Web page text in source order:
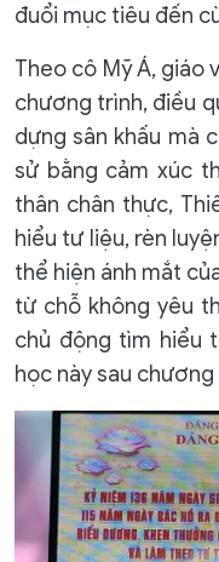
đuổi mục tiêu đến
Theo cô Mỹ Á, giáo
chương trình, điều
dựng sân khấu mà
sử bằng cảm xúc
thân chân thực,
hiểu tư liệu, rèn
thể hiện ánh mắt
từ chỗ không yêu
chủ động tìm hiểu
học này sau chương